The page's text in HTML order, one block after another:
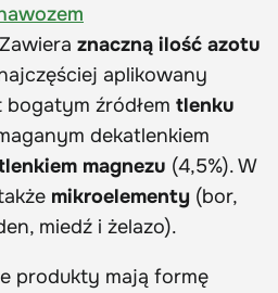
znaczną ilość azotu
aplikowany
źródłem tlenku
dekatlenkiem
magnezu (4,5%). W
mikroelementy (bor,
miedź i żelazo).
produkty mają formę